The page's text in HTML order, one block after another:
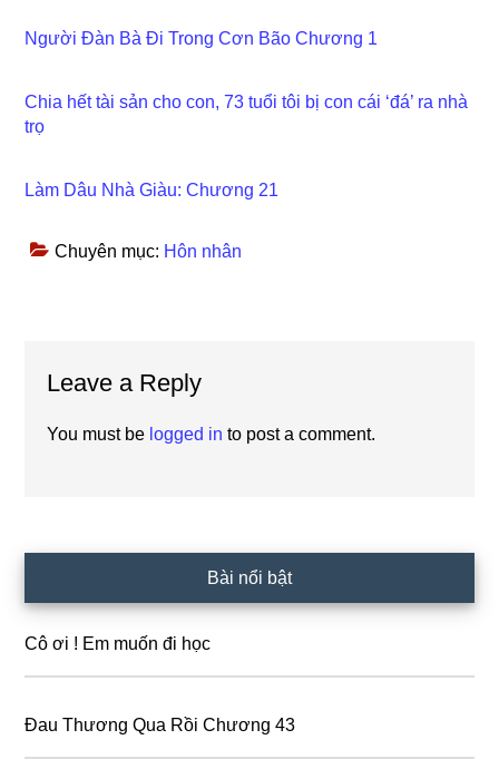
Người Đàn Bà Đi Trong Cơn Bão Chương 1
Chia hết tài sản cho con, 73 tuổi tôi bị con cái ‘đá’ ra nhà
trọ
Làm Dâu Nhà Giàu: Chương 21
Chuyên mục: Hôn nhân
Interactions
Leave a Reply
You must be logged in to post a comment.
Sidebar
Bài nổi bật
Cô ơi ! Em muốn đi học
Đau Thương Qua Rồi Chương 43